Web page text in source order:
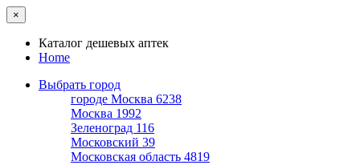
×
Каталог дешевых аптек
Home
Выбрать город
городе Москва 6238
Москва 1992
Зеленоград 116
Московский 39
Московская область 4819